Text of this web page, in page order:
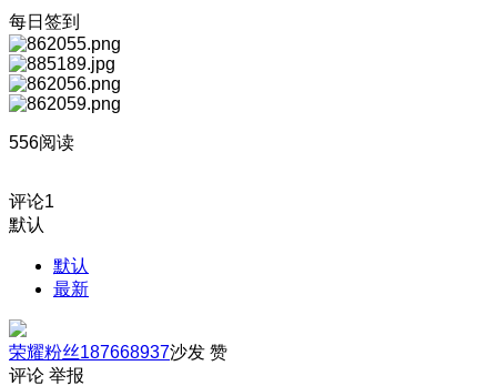
每日签到
556阅读
评论1
默认
默认
最新
荣耀粉丝187668937沙发 赞
评论 举报